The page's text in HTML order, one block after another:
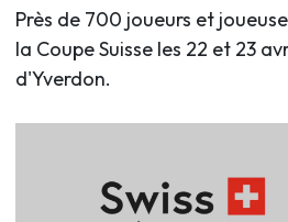
Près de 700 joueurs et
la Coupe Suisse les 22 et 23
d'Yverdon.